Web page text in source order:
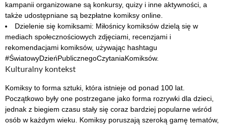
kampanii organizowane są konkursy, quizy i inne aktywności, a
także udostępniane są bezpłatne komiksy online.
Dzielenie się komiksami: Miłośnicy komiksów dzielą się w
mediach społecznościowych zdjęciami, recenzjami i
rekomendacjami komiksów, używając hashtagu
#ŚwiatowyDzieńPublicznegoCzytaniaKomiksów.
Kulturalny kontekst
Komiksy to forma sztuki, która istnieje od ponad 100 lat.
Początkowo były one postrzegane jako forma rozrywki dla dzieci,
jednak z biegiem czasu stały się coraz bardziej popularne wśród
osób w każdym wieku. Komiksy poruszają szeroką gamę tematów,